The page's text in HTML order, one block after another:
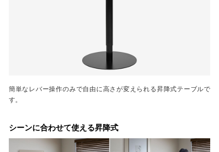
簡単なレバー操作のみで自由に高さが変えられる昇降式テーブルで
す。
シーンに合わせて使える昇降式